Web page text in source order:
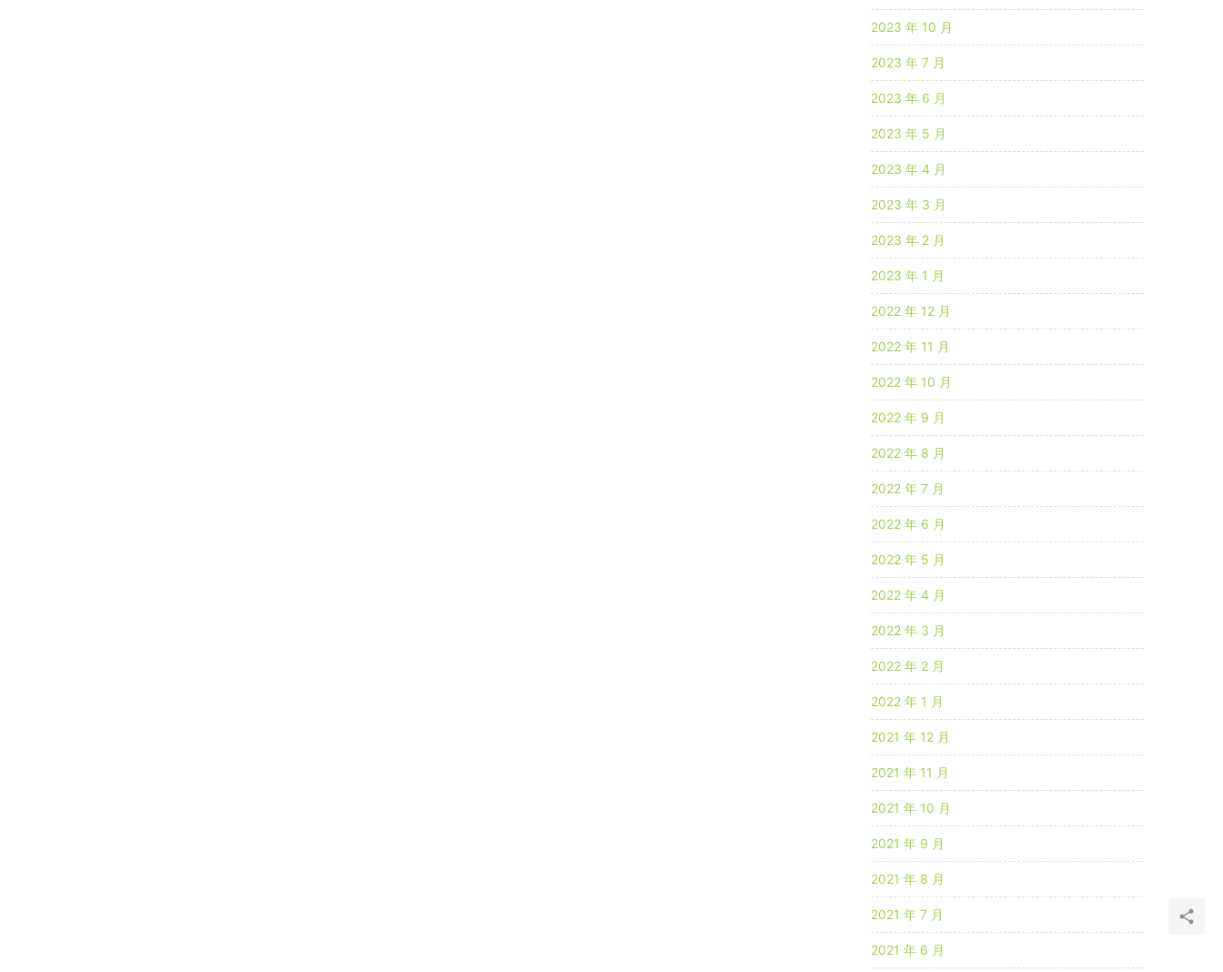
2023 年 10 月
2023 年 7 月
2023 年 6 月
2023 年 5 月
2023 年 4 月
2023 年 3 月
2023 年 2 月
2023 年 1 月
2022 年 12 月
2022 年 11 月
2022 年 10 月
2022 年 9 月
2022 年 8 月
2022 年 7 月
2022 年 6 月
2022 年 5 月
2022 年 4 月
2022 年 3 月
2022 年 2 月
2022 年 1 月
2021 年 12 月
2021 年 11 月
2021 年 10 月
2021 年 9 月
2021 年 8 月
2021 年 7 月
2021 年 6 月